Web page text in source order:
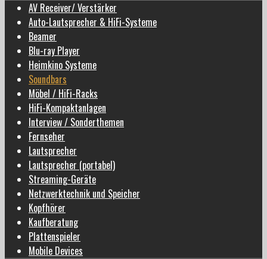
AV Receiver/ Verstärker
Auto-Lautsprecher & HiFi-Systeme
Beamer
Blu-ray Player
Heimkino Systeme
Soundbars
Möbel / HiFi-Racks
HiFi-Kompaktanlagen
Interview / Sonderthemen
Fernseher
Lautsprecher
Lautsprecher (portabel)
Streaming-Geräte
Netzwerktechnik und Speicher
Kopfhörer
Kaufberatung
Plattenspieler
Mobile Devices